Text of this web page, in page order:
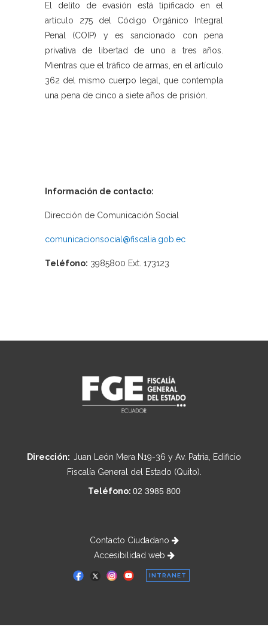
El delito de evasión está tipificado en el
artículo 275 del Código Orgánico Integral
Penal (COIP) y es sancionado con pena
privativa de libertad de uno a tres años.
Mientras que el tráfico de armas, en el artículo
362 del mismo cuerpo legal, que contempla
una pena de cinco a siete años de prisión.
Información de contacto:
Dirección de Comunicación Social
comunicacionsocial@fiscalia.gob.ec
Teléfono: 3985800 Ext. 173123
Dirección: Juan León Mera N19-36 y Av. Patria, Edificio
Fiscalía General del Estado (Quito).
Teléfono: 02 3985 800
Contacto Ciudadano
Accesibilidad web
INTRANET